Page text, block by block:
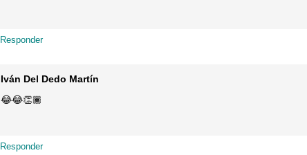
Responder
Iván Del Dedo Martín
😂😂👏🏾
Responder